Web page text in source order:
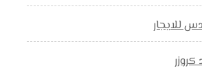
للايجار
كروزر